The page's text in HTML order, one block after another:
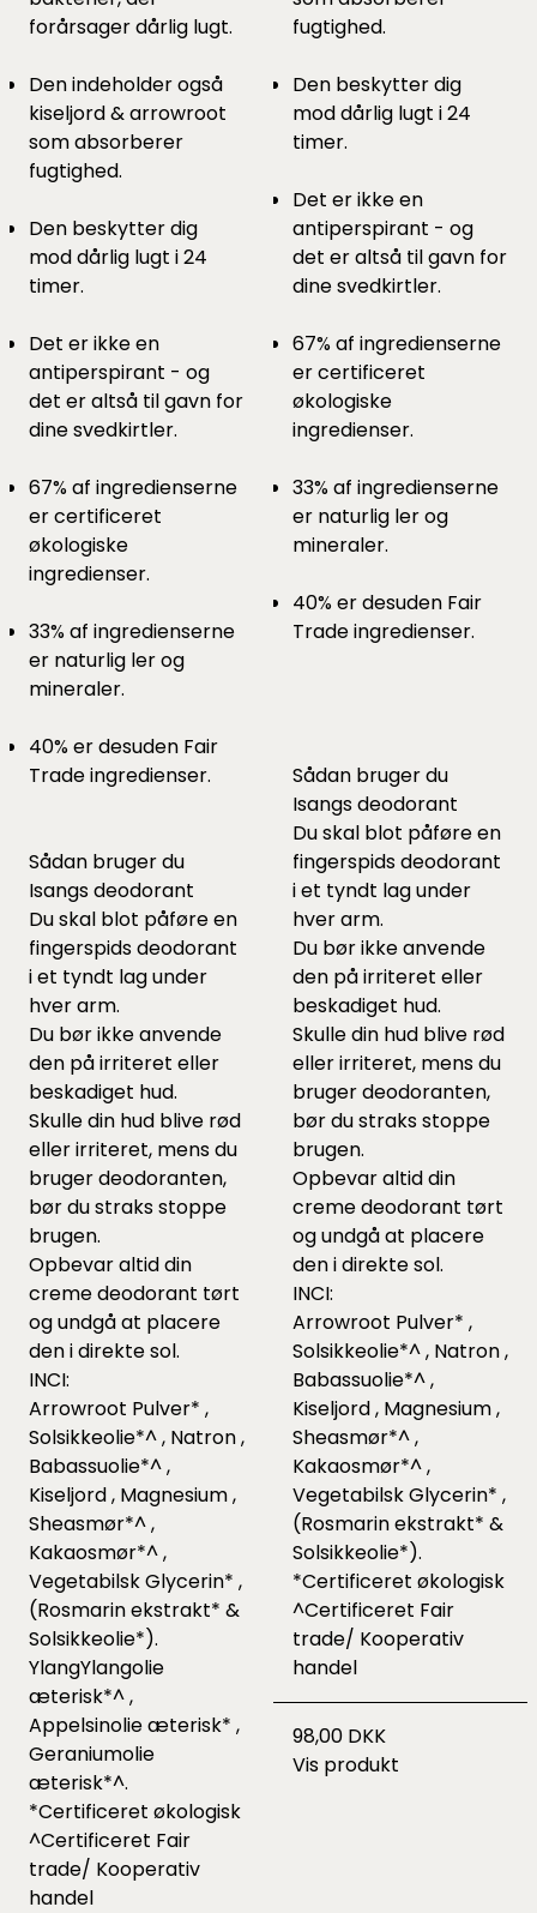
forårsager dårlig lugt.
Den indeholder også
kiseljord & arrowroot
som absorberer
fugtighed.
Den beskytter dig
mod dårlig lugt i 24
timer.
Det er ikke en
antiperspirant - og
det er altså til gavn for
dine svedkirtler.
67% af ingredienserne
er certificeret
økologiske
ingredienser.
33% af ingredienserne
er naturlig ler og
mineraler.
40% er desuden Fair
Trade ingredienser.
Sådan bruger du
Isangs deodorant
Du skal blot påføre en
fingerspids deodorant
i et tyndt lag under
hver arm.
Du bør ikke anvende
den på irriteret eller
beskadiget hud.
Skulle din hud blive rød
eller irriteret, mens du
bruger deodoranten,
bør du straks stoppe
brugen.
Opbevar altid din
creme deodorant tørt
og undgå at placere
den i direkte sol.
INCI:
Arrowroot Pulver* ,
Solsikkeolie*^ , Natron ,
Babassuolie*^ ,
Kiseljord , Magnesium ,
Sheasmør*^ ,
Kakaosmør*^ ,
Vegetabilsk Glycerin* ,
(Rosmarin ekstrakt* &
Solsikkeolie*).
YlangYlangolie
æterisk*^ ,
Appelsinolie æterisk* ,
Geraniumolie
æterisk*^.
*Certificeret økologisk
^Certificeret Fair
trade/ Kooperativ
handel
fugtighed.
Den beskytter dig
mod dårlig lugt i 24
timer.
Det er ikke en
antiperspirant - og
det er altså til gavn for
dine svedkirtler.
67% af ingredienserne
er certificeret
økologiske
ingredienser.
33% af ingredienserne
er naturlig ler og
mineraler.
40% er desuden Fair
Trade ingredienser.
Sådan bruger du
Isangs deodorant
Du skal blot påføre en
fingerspids deodorant
i et tyndt lag under
hver arm.
Du bør ikke anvende
den på irriteret eller
beskadiget hud.
Skulle din hud blive rød
eller irriteret, mens du
bruger deodoranten,
bør du straks stoppe
brugen.
Opbevar altid din
creme deodorant tørt
og undgå at placere
den i direkte sol.
INCI:
Arrowroot Pulver* ,
Solsikkeolie*^ , Natron ,
Babassuolie*^ ,
Kiseljord , Magnesium ,
Sheasmør*^ ,
Kakaosmør*^ ,
Vegetabilsk Glycerin* ,
(Rosmarin ekstrakt* &
Solsikkeolie*).
*Certificeret økologisk
^Certificeret Fair
trade/ Kooperativ
handel
98,00 DKK
Vis produkt